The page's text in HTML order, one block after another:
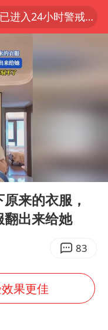
台风白海豚已进入24小时警戒线
4.9级地震致1死
万岁山NPC成功
票交易异常波动
冠军赛全军覆没
手2026》歌王
东航：国内客票提前14天免费退改
来的衣服，
翻出来给她
83
果更佳